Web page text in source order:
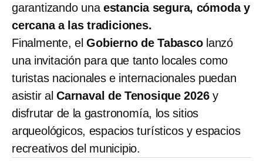
garantizando una estancia segura, cómoda y
cercana a las tradiciones.
Finalmente, elGobierno de Tabascolanzó
una invitación para que tanto locales como
turistas nacionales e internacionales puedan
asistir alCarnaval de Tenosique 2026y
disfrutar de la gastronomía, los sitios
arqueológicos, espacios turísticos y espacios
recreativos del municipio.